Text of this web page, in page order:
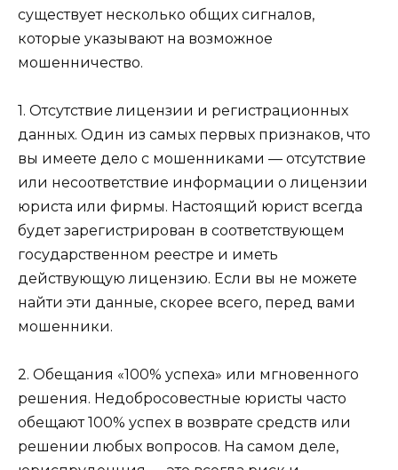
существует несколько общих сигналов,
которые указывают на возможное
мошенничество.
1. Отсутствие лицензии и регистрационных
данных. Один из самых первых признаков, что
вы имеете дело с мошенниками — отсутствие
или несоответствие информации о лицензии
юриста или фирмы. Настоящий юрист всегда
будет зарегистрирован в соответствующем
государственном реестре и иметь
действующую лицензию. Если вы не можете
найти эти данные, скорее всего, перед вами
мошенники.
2. Обещания «100% успеха» или мгновенного
решения. Недобросовестные юристы часто
обещают 100% успех в возврате средств или
решении любых вопросов. На самом деле,